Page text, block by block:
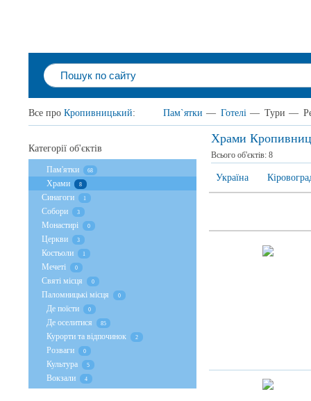
Все про Кропивницький: Пам`ятки — Готелі — Тури —
Храми
Всього об'єктів: 8
Україна
Категорії об'єктів
Пам'ятки 68
Храми 8
Cинагоги 1
Собори 3
Монастирі 0
Церкви 3
Костьоли 1
Мечеті 0
Святі місця 0
Паломницькі місця 0
Де поїсти 0
Де оселитися 85
Курорти та відпочинок 2
Розваги 0
Культура 5
Вокзали 4